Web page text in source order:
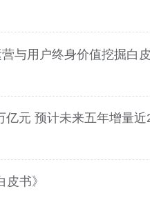
与用户终身价值挖掘白皮
元 预计未来五年增量近
书》